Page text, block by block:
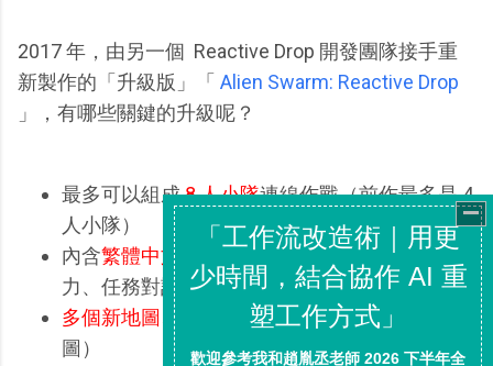
2017 年，由另一個 Reactive Drop 開發團隊接手重
新製作的「升級版」「 Alien Swarm: Reactive Drop
」，有哪些關鍵的升級呢？
最多可以組成8 人小隊連線作戰（前作最多是 4
人小隊）
內含繁體中文版
（翻譯了重要的介面、職業能
力、任務對話字幕等內容）
多個新地圖、新戰役
（前作只有一個戰役地
圖）